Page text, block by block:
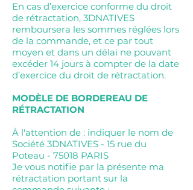
En cas d’exercice conforme du droit
de rétractation, 3DNATIVES
remboursera les sommes réglées lors
de la commande, et ce par tout
moyen et dans un délai ne pouvant
excéder 14 jours à compter de la date
d’exercice du droit de rétractation.
MODÈLE DE BORDEREAU DE
RÉTRACTATION
À l'attention de : indiquer le nom de
Société 3DNATIVES - 15 rue du
Poteau - 75018 PARIS
Je vous notifie par la présente ma
rétractation portant sur la